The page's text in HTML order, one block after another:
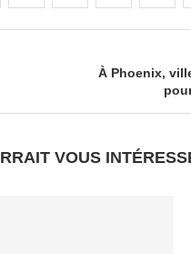
À Phoenix,
VOUS